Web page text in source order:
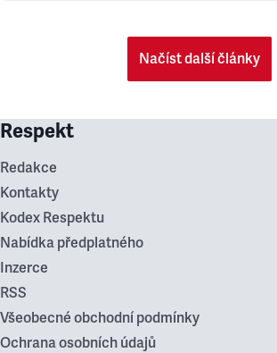
Načíst další články
Respekt
Redakce
Kontakty
Kodex Respektu
Nabídka předplatného
Inzerce
RSS
Všeobecné obchodní podmínky
Ochrana osobních údajů